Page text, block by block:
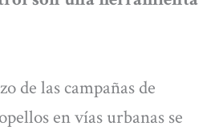
de las campañas de
en vías urbanas se